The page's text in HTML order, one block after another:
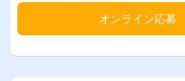
オンライン応募